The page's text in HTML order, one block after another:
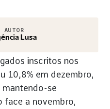
AUTOR
Lusa
inscritos nos
10,8% em dezembro,
se
face a novembro,